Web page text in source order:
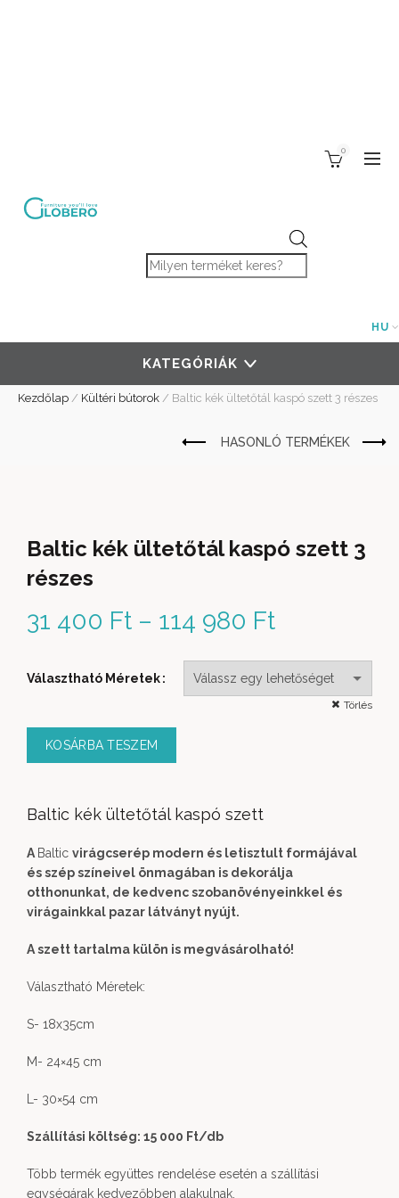
Products search
0
HU
KATEGÓRIÁK
Kezdőlap / Kültéri bútorok / Baltic kék ültetőtál kaspó szett 3 részes
Baltic kék ültetőtál kaspó szett 3
részes
31 400 Ft – 114 980 Ft
31 400 Ft -
114 980 Ft
Választható Méretek
Törlés
KOSÁRBA TESZEM
Baltic kék ültetőtál kaspó szett
A Baltic virágcserép modern és letisztult formájával
és szép színeivel önmagában is dekorálja
otthonunkat, de kedvenc szobanövényeinkkel és
virágainkkal pazar látványt nyújt.
A szett tartalma külön is megvásárolható!
Választható Méretek:
S- 18x35cm
M- 24×45 cm
L- 30×54 cm
Szállítási költség: 15 000 Ft/db
Több termék együttes rendelése esetén a szállítási
egységárak kedvezőbben alakulnak.